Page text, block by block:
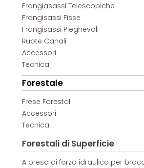
Frangiasassi Telescopiche
Frangisassi Fisse
Frangisassi Pieghevoli
Ruote Canali
Accessori
Tecnica
Forestale
Frese Forestali
Accessori
Tecnica
Forestali di Superficie
A presa di forza idraulica per